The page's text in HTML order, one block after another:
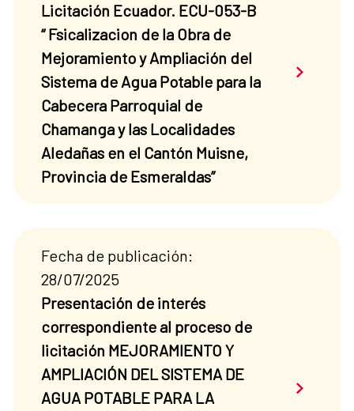
Licitación Ecuador. ECU-053-B
“ Fsicalizacion de la Obra de
Mejoramiento y Ampliación del
Sistema de Agua Potable para la
Cabecera Parroquial de
Chamanga y las Localidades
Aledañas en el Cantón Muisne,
Provincia de Esmeraldas”
Saber
Fecha de publicación:
28/07/2025
Presentación de interés
correspondiente al proceso de
licitación MEJORAMIENTO Y
AMPLIACIÓN DEL SISTEMA DE
AGUA POTABLE PARA LA
Saber